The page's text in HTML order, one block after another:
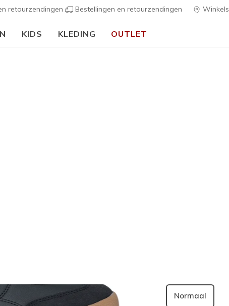
retourzendingen Bestellingen en retourzendingen Winkels
KIDS KLEDING OUTLET
Normaal